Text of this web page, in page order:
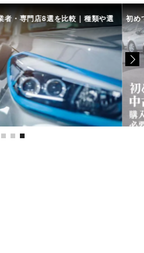
者・専門店8選を比較｜種類や選 初め